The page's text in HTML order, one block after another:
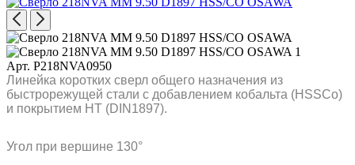
Арт. P218NVA0950
Линейка коротких сверл общего назначения из
быстрорежущей стали с добавлением кобальта (HSSCo)
и покрытием HT (DIN1897).
Угол при вершине 130°